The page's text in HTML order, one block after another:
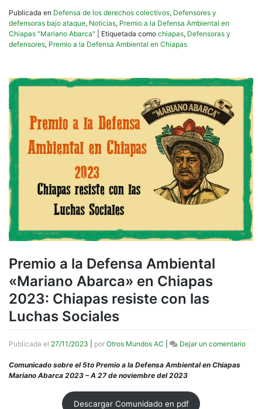
Publicada en Defensa de los derechos colectivos, Defensores y
defensoras bajo ataque, Noticias, Premio a la Defensa Ambiental en
Chiapas "Mariano Abarca"
Etiquetada como chiapas, Defensoras y
defensores, Premio a la Defensa Ambiental en Chiapas
Premio a la Defensa Ambiental
«Mariano Abarca» en Chiapas
2023: Chiapas resiste con las
Luchas Sociales
Publicada el 27/11/2023 por Otros Mundos AC Dejar un comentarioen
Comunicado sobre el 5to Premio a la Defensa Ambiental en Chiapas
Mariano Abarca 2023 – A 27 de noviembre del 2023
Descargar Comunidado en pdf